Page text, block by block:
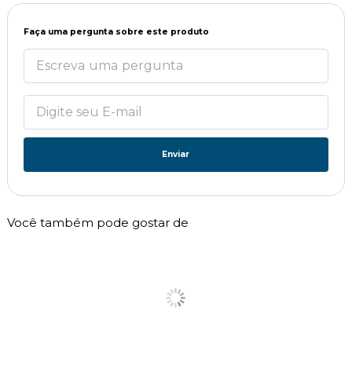
Faça uma pergunta sobre este produto
Enviar
Você também pode gostar de